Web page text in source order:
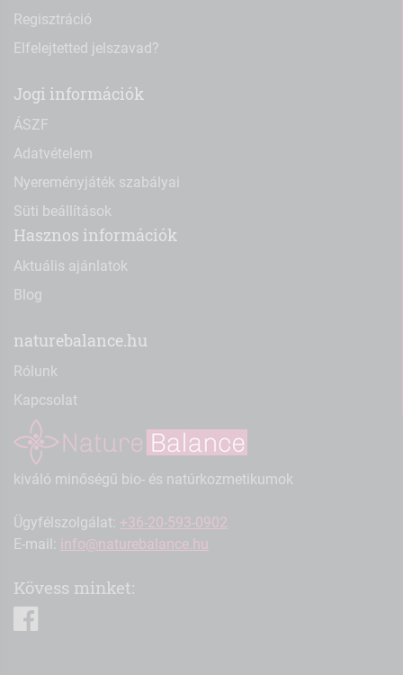
Regisztráció
Elfelejtetted jelszavad?
Jogi információk
ÁSZF
Adatvételem
Nyereményjáték szabályai
Süti beállítások
Hasznos információk
Aktuális ajánlatok
Blog
naturebalance.hu
Rólunk
Kapcsolat
kiváló minőségű bio- és natúrkozmetikumok
Ügyfélszolgálat: +36-20-593-0902
E-mail: info@naturebalance.hu
Kövess minket: